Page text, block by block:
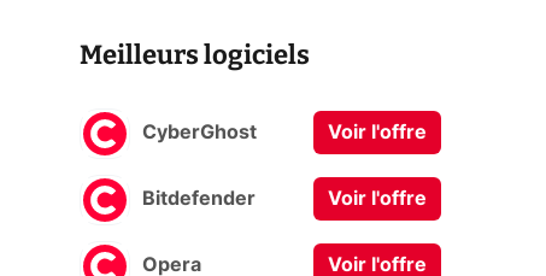
Meilleurs logiciels
CyberGhost Voir l'offre
Bitdefender Voir l'offre
Opera Voir l'offre